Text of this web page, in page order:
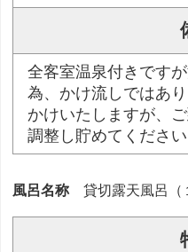
全客室温泉付きです
為、かけ流しではあ
かけいたしますが、
調整し貯めてください
風呂名称 貸切露天風呂（